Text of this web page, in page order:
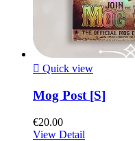
 Quick view
Mog Post [S]
€20.00
View Detail